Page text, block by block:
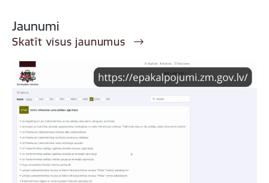
Jaunumi
Skatīt visus jaunumus